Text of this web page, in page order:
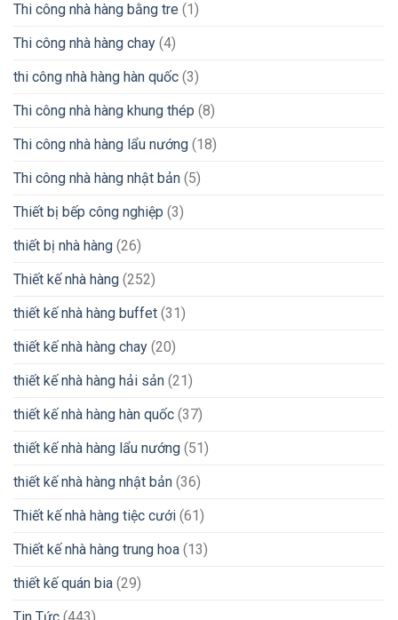
Thi công nhà hàng bằng tre (1)
Thi công nhà hàng chay (4)
thi công nhà hàng hàn quốc (3)
Thi công nhà hàng khung thép (8)
Thi công nhà hàng lẩu nướng (18)
Thi công nhà hàng nhật bản (5)
Thiết bị bếp công nghiệp (3)
thiết bị nhà hàng (26)
Thiết kế nhà hàng (252)
thiết kế nhà hàng buffet (31)
thiết kế nhà hàng chay (20)
thiết kế nhà hàng hải sản (21)
thiết kế nhà hàng hàn quốc (37)
thiết kế nhà hàng lẩu nướng (51)
thiết kế nhà hàng nhật bản (36)
Thiết kế nhà hàng tiệc cưới (61)
Thiết kế nhà hàng trung hoa (13)
thiết kế quán bia (29)